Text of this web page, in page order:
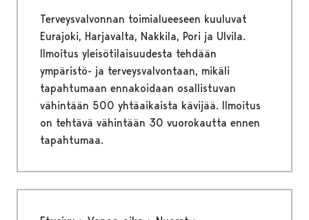
Terveysvalvonnan toimialueeseen kuuluvat
Eurajoki, Harjavalta, Nakkila, Pori ja Ulvila.
Ilmoitus yleisötilaisuudesta tehdään
ympäristö- ja terveysvalvontaan, mikäli
tapahtumaan ennakoidaan osallistuvan
vähintään 500 yhtäaikaista kävijää. Ilmoitus
on tehtävä vähintään 30 vuorokautta ennen
tapahtumaa.